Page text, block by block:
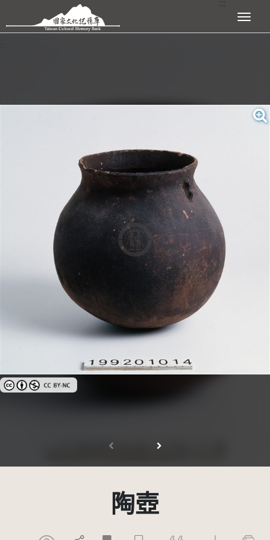
跳到主要內容區塊 展開選單
創用CC姓名標示-非商業性 3.0 台灣及其後版本(CC BY-NC 3.0 TW +)
陶壺